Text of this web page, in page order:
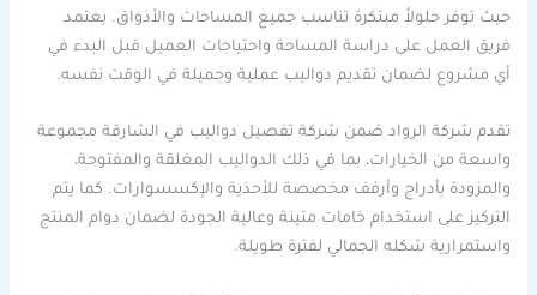
حيث توفر حلولاً مبتكرة تناسب جميع المساحات والأذواق. يعتمد
فريق العمل على دراسة المساحة واحتياجات العميل قبل البدء في
أي مشروع لضمان تقديم دواليب عملية وجميلة في الوقت نفسه.
تقدم شركة الرواد ضمن شركة تفصيل دواليب في الشارقة مجموعة
واسعة من الخيارات، بما في ذلك الدواليب المغلقة والمفتوحة،
والمزودة بأدراج وأرفف مخصصة للأحذية والإكسسوارات. كما يتم
التركيز على استخدام خامات متينة وعالية الجودة لضمان دوام المنتج
واستمرارية شكله الجمالي لفترة طويلة.